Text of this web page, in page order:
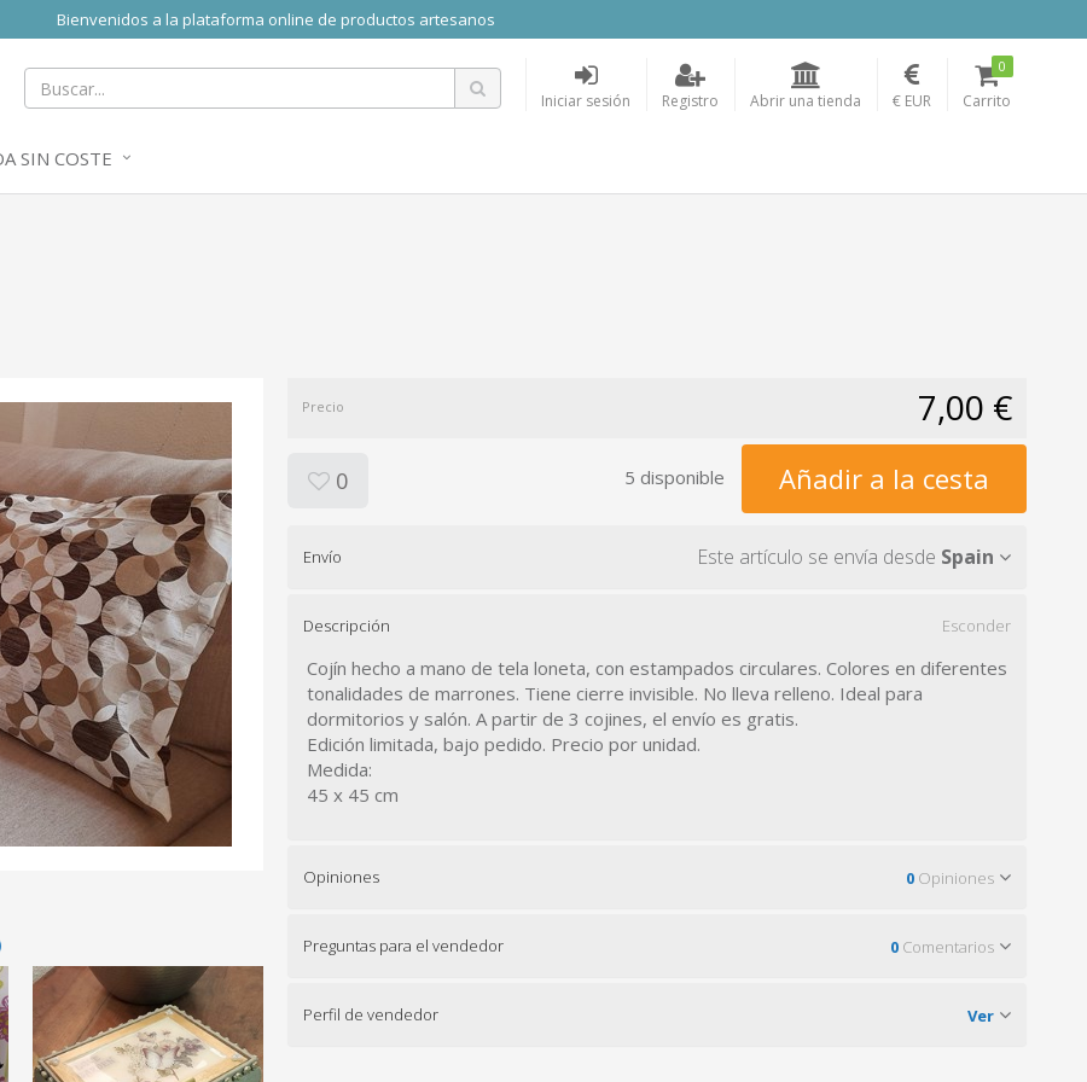
Bienvenidos a la plataforma online de productos artesanos
Iniciar sesión Registro Abrir una tienda € EUR Carrito
0
SIN COSTE
Precio 7,00 €
0 5 disponible Añadir a la cesta
Envío Este artículo se envía desde Spain
Descripción Esconder
Cojín hecho a mano de tela loneta, con estampados circulares. Colores en diferentes
tonalidades de marrones. Tiene cierre invisible. No lleva relleno. Ideal para
dormitorios y salón. A partir de 3 cojines, el envío es gratis.
Edición limitada, bajo pedido. Precio por unidad.
Medida:
45 x 45 cm
Opiniones 0 Opiniones
Preguntas para el vendedor 0 Comentarios
Perfil de vendedor Ver